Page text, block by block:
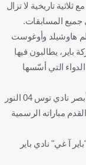
تاريخية لا تزال
جميع المسابقات.
فيلهلم هاوشيلد وأوغوست
170 عاملا في شركة باير، يطالبون فيها
التي أسّسها
بعد الحصول على الضوء الأخضر من مجلس الإدارة، أبصر نادي توس 04 النور
وخاض فريق كرة القدم مباراته الرسمية
آ غي" نادي باير